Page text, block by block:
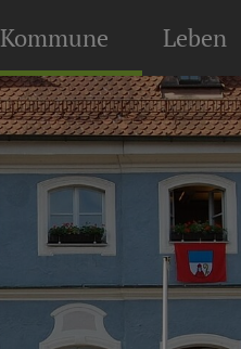
Kommune Leben